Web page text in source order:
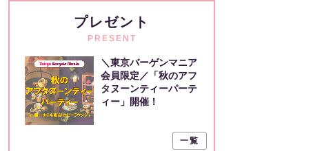
プレゼント
PRESENT
＼東京バーゲンマニア
会員限定／「秋のアフ
タヌーンティーパーテ
ィー」開催！
一覧